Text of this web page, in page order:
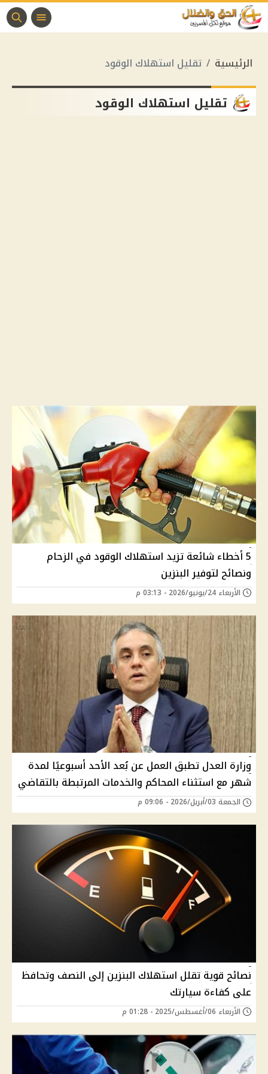
الرئيسية تقليل استهلاك الوقود
تقليل استهلاك الوقود
5 أخطاء شائعة تزيد استهلاك الوقود في الزحام
ونصائح لتوفير البنزين
الأربعاء 24/يونيو/2026 - 03:13 م
وزارة العدل تطبق العمل عن بُعد الأحد أسبوعيًا لمدة
شهر مع استثناء المحاكم والخدمات المرتبطة بالتقاضي
الجمعة 03/أبريل/2026 - 09:06 م
نصائح قوية تقلل استهلاك البنزين إلى النصف وتحافظ
على كفاءة سيارتك
الأربعاء 06/أغسطس/2025 - 01:28 م